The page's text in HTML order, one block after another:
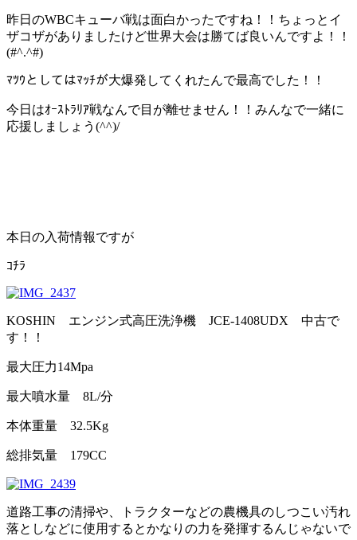
昨日のWBCキューバ戦は面白かったですね！！ちょっとイ
ザコザがありましたけど世界大会は勝てば良いんですよ！！
(#^.^#)
ﾏﾂｳとしてはﾏｯﾁが大爆発してくれたんで最高でした！！
今日はｵｰｽﾄﾗﾘｱ戦なんで目が離せません！！みんなで一緒に
応援しましょう(^^)/
本日の入荷情報ですが
ｺﾁﾗ
KOSHIN エンジン式高圧洗浄機 JCE-1408UDX 中古で
す！！
最大圧力14Mpa
最大噴水量 8L/分
本体重量 32.5Kg
総排気量 179CC
道路工事の清掃や、トラクターなどの農機具のしつこい汚れ
落としなどに使用するとかなりの力を発揮するんじゃないで